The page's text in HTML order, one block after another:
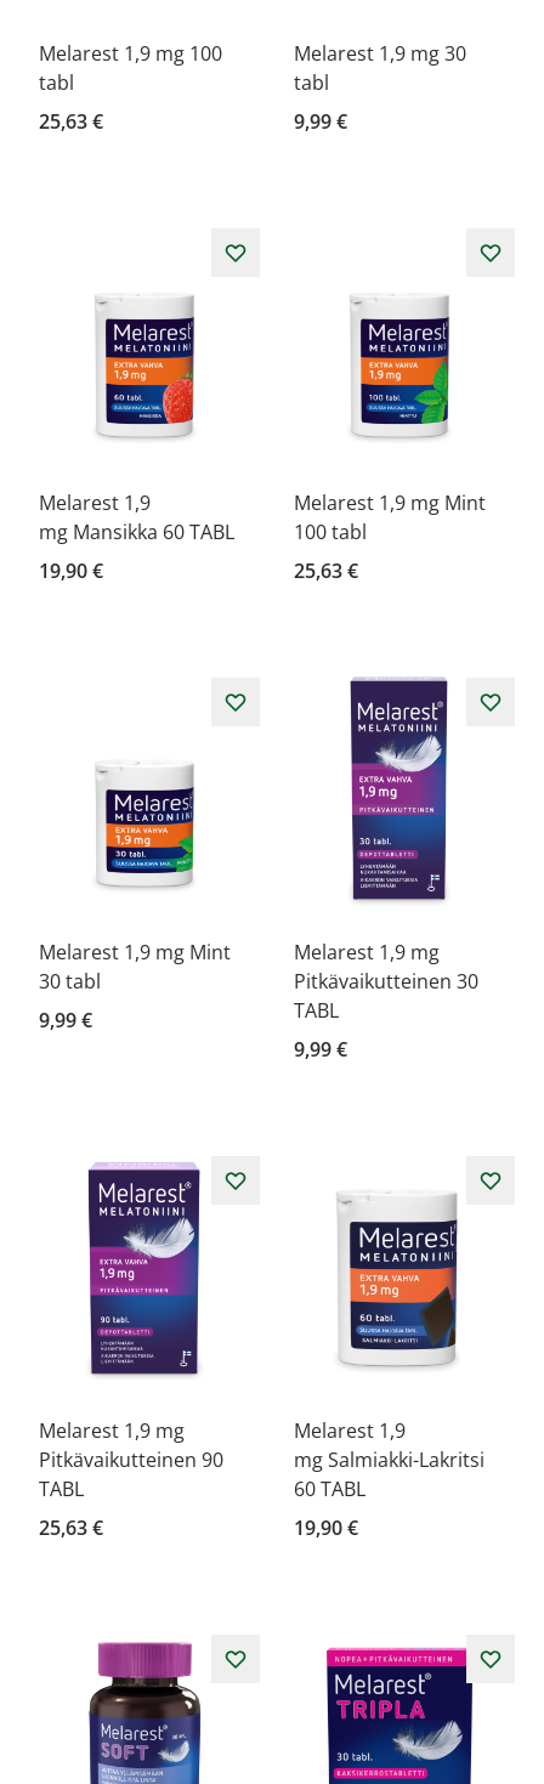
Melarest 1,9 mg 100
tabl
25,63 €
Melarest 1,9 mg 30
tabl
9,99 €
Melarest 1,9
mg Mansikka 60 TABL
19,90 €
Melarest 1,9 mg Mint
100 tabl
25,63 €
Melarest 1,9 mg Mint
30 tabl
9,99 €
Melarest 1,9 mg
Pitkävaikutteinen 30
TABL
9,99 €
Melarest 1,9 mg
Pitkävaikutteinen 90
TABL
25,63 €
Melarest 1,9
mg Salmiakki-Lakritsi
60 TABL
19,90 €